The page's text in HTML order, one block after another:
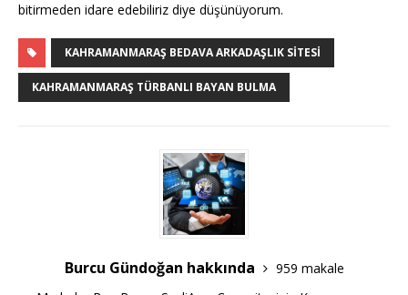
bitirmeden idare edebiliriz diye düşünüyorum.
KAHRAMANMARAŞ BEDAVA ARKADAŞLIK SITESI
KAHRAMANMARAŞ TÜRBANLI BAYAN BULMA
Burcu Gündoğan hakkında
959 makale